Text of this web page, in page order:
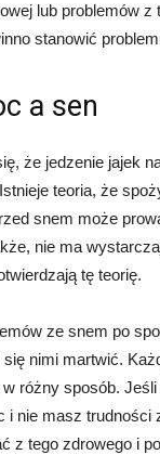
lub problemów z
stanowić
a sen
że jedzenie jajek
teoria, że
snem może
nie ma
tę teorię.
ze snem po
się nimi martwić.
różny sposób.
i nie masz trudności
z tego zdrowego i